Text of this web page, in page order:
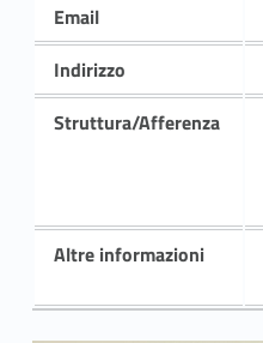
Email
Indirizzo
Struttura/Afferenza
Altre informazioni